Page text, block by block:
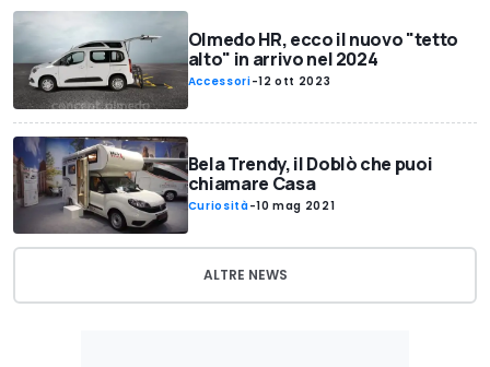
Olmedo HR, ecco il nuovo "tetto
alto" in arrivo nel 2024
Accessori-12 ott 2023
Bela Trendy, il Doblò che puoi
chiamare Casa
Curiosità-10 mag 2021
ALTRE NEWS